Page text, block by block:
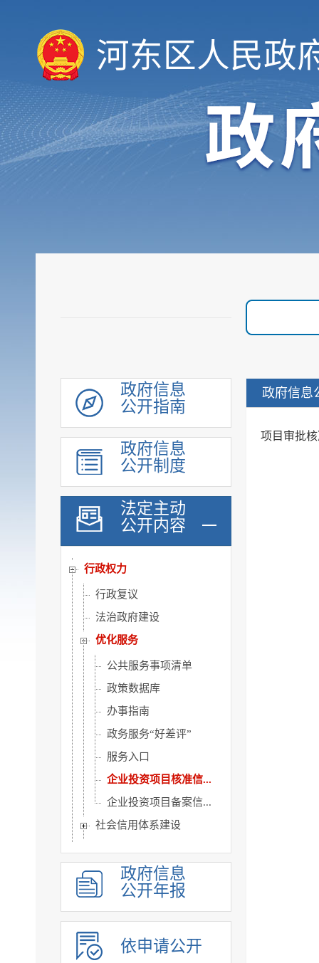
河东区人民政
政府信息
公开指南
政府信息
公开制度
法定主动
公开内容
规划计划
会议公开
统计信息
价格与收费
建议提案办理
重大行政决策公开
政府采购
行政权力
行政复议
法治政府建设
优化服务
公共服务事项清单
政策数据库
办事指南
政务服务“好差评”
服务入口
企业投资项目核准信...
企业投资项目备案信...
社会信用体系建设
行政处罚强制信息
权责清单
人事信息
政府信息
公开年报
依申请公开
政府信息
项目审批